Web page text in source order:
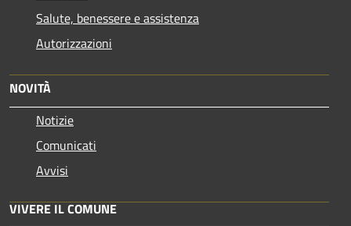
Salute, benessere e assistenza
Autorizzazioni
NOVITÀ
Notizie
Comunicati
Avvisi
VIVERE IL COMUNE